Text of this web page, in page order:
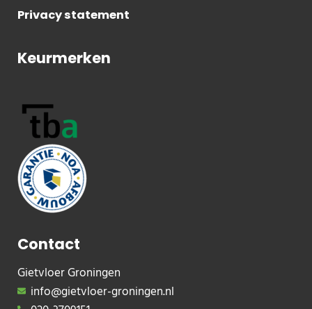
Privacy statement
Keurmerken
Contact
Gietvloer Groningen
info@gietvloer-groningen.nl